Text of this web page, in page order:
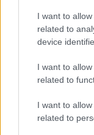
I want to
related to
device
I want to
related to
I want to
related to